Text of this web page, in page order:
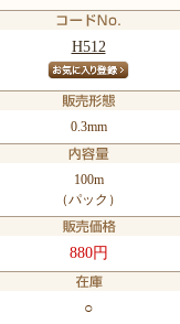
H512
0.3mm
100m
（パック）
880円
○